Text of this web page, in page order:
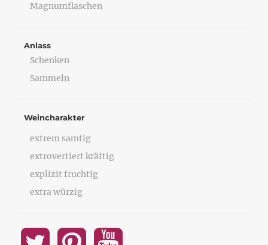
Magnumflaschen
Anlass
Schenken
Sammeln
Weincharakter
extrem samtig
extrovertiert kräftig
explizit fruchtig
extra würzig